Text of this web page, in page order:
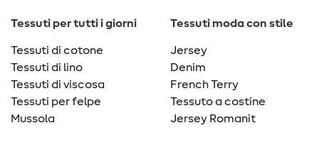
Tessuti per tutti i giorni
Tessuti di cotone
Tessuti di lino
Tessuti di viscosa
Tessuti per felpe
Mussola
Tessuti moda con stile
Jersey
Denim
French Terry
Tessuto a costine
Jersey Romanit